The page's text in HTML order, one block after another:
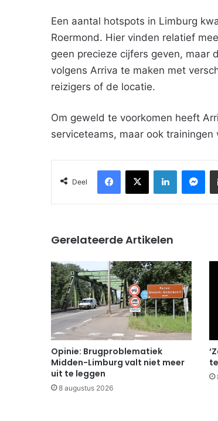
Een aantal hotspots in Limburg
Roermond. Hier vinden relatief
geen precieze cijfers geven, maar
volgens Arriva te maken met
reizigers of de locatie.
Om geweld te voorkomen heeft
serviceteams, maar ook trainingen
Deel
Facebook
X LinkedIn
Gerelateerde Artikelen
Opinie: Brugproblematiek
Midden-Limburg valt niet meer
uit te leggen
8 augustus 2026